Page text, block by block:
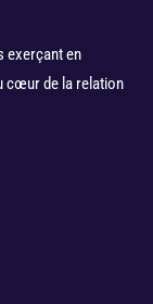
exerçant en
cœur de la relation